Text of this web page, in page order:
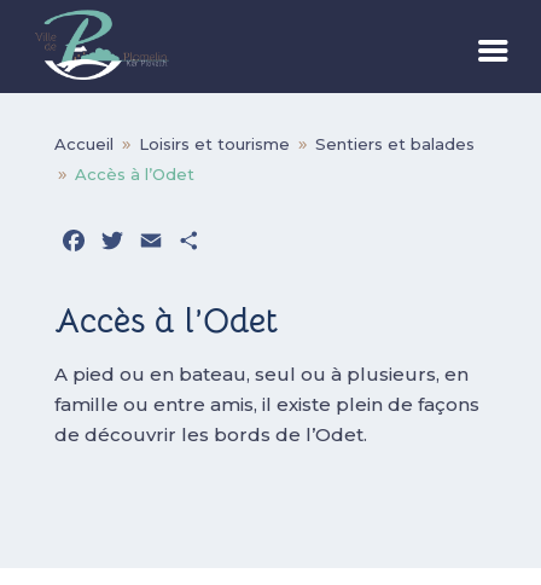
Accueil 9 Loisirs et tourisme 9 Sentiers et balades
9 Accès à l’Odet
Facebook
Twitter
Email
Accès à l’Odet
A pied ou en bateau, seul ou à plusieurs, en
famille ou entre amis, il existe plein de façons
de découvrir les bords de l’Odet.